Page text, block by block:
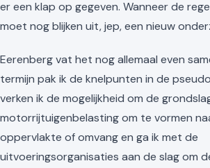
er een klap op gegeven. Wanneer de
moet nog blijken uit, jep, een nieuw
Eerenberg vat het nog allemaal even
termijn pak ik de knelpunten in de
verken ik de mogelijkheid om de
motorrijtuigenbelasting om te vormen
oppervlakte of omvang en ga ik met de
uitvoeringsorganisaties aan de slag om